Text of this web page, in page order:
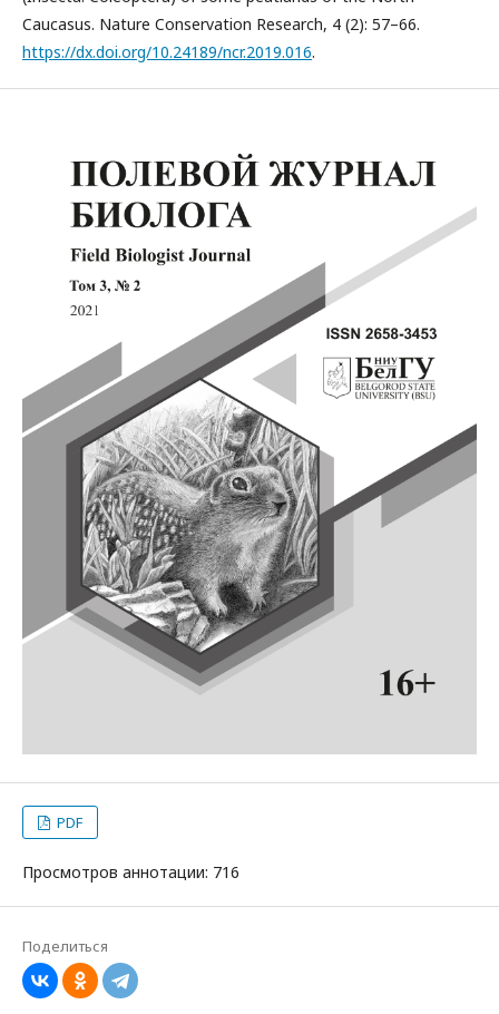
Caucasus. Nature Conservation Research, 4 (2): 57–66.
https://dx.doi.org/10.24189/ncr.2019.016.
PDF
Просмотров аннотации: 716
Поделиться